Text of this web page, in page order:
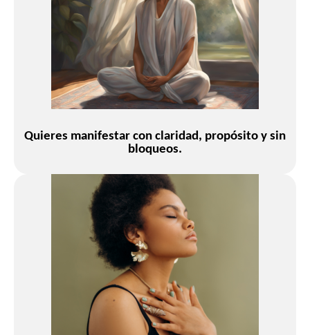
Quieres manifestar con claridad, propósito y sin
bloqueos.